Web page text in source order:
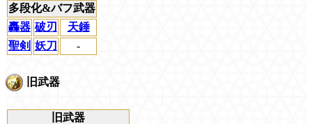
多段化&バフ武器
轟器 破刃
天錘
聖剣 妖刀 -
旧武器
旧武器